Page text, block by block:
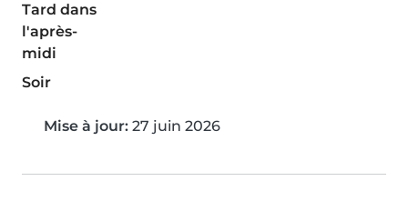
Tard dans
l'après-
midi
Soir
Mise à jour: 27 juin 2026